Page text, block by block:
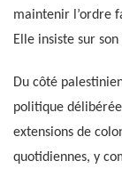
maintenir l’ordre
Elle insiste sur
Du côté
politique
extensions de
quotidiennes, y